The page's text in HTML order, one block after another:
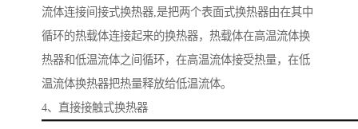
流体连接间接式换热器,是把两个表面式换热器由在其中
循环的热载体连接起来的换热器，热载体在高温流体换
热器和低温流体之间循环，在高温流体接受热量，在低
温流体换热器把热量释放给低温流体。
4、直接接触式换热器